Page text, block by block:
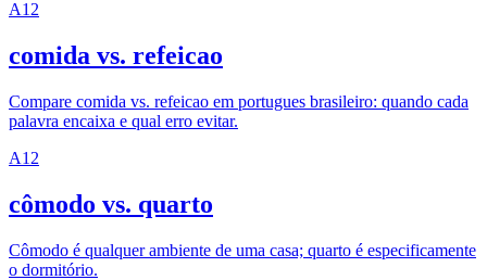
A1 2
comida vs. refeicao
Compare comida vs. refeicao em portugues brasileiro: quando cada
palavra encaixa e qual erro evitar.
A1 2
cômodo vs. quarto
Cômodo é qualquer ambiente de uma casa; quarto é especificamente
o dormitório.